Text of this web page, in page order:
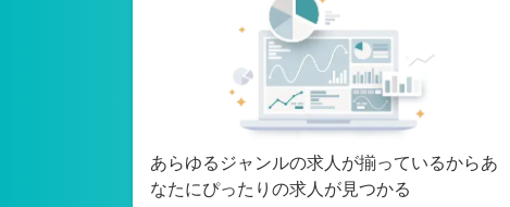
あらゆるジャンルの求人が揃っているからあ
なたにぴったりの求人が見つかる